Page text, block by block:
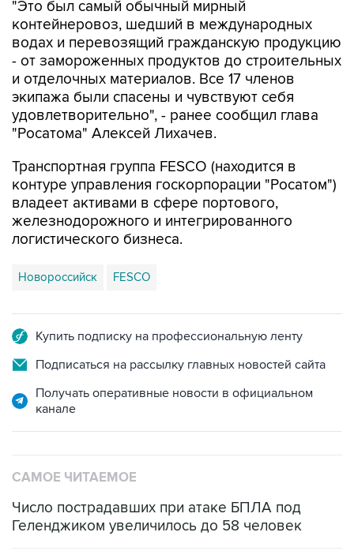
водах и перевозящий гражданскую продукцию
- от замороженных продуктов до строительных
и отделочных материалов. Все 17 членов
экипажа были спасены и чувствуют себя
удовлетворительно", - ранее сообщил глава
"Росатома" Алексей Лихачев.
Транспортная группа FESCO (находится в
владеет активами в сфере портового,
железнодорожного и интегрированного
логистического бизнеса.
Новороссийск FESCO
Подписаться на рассылку главных новостей сайта
Получать оперативные новости в официальном
Число пострадавших при атаке БПЛА под
Три человека погибли, двое ранены при атаке